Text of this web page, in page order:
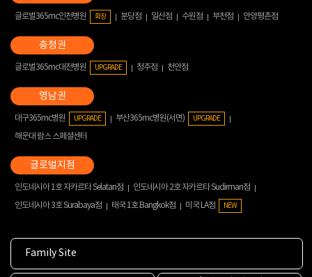
글로벌365mc인천병원 확장 분당점 일산점 수원점 부천점 안양평촌점
글로벌365mc대전병원 UPGRADE 청주점 천안점
대구365mc병원 UPGRADE 부산365mc병원(서면) UPGRADE
해운대 람스 스페셜센터
인도네시아 1호 자카르타 Selatan점
인도네시아 2호 자카르타 Sudirman점
인도네시아 3호 Surabaya점
태국 1호 Bangkok점 미국 LA점 NEW
Family Site